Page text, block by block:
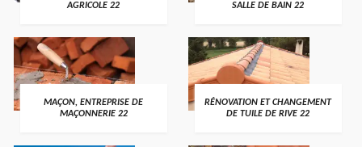
AGRICOLE 22
SALLE DE BAIN 22
MAÇON, ENTREPRISE DE
MAÇONNERIE 22
RÉNOVATION ET CHANGEMENT
DE TUILE DE RIVE 22